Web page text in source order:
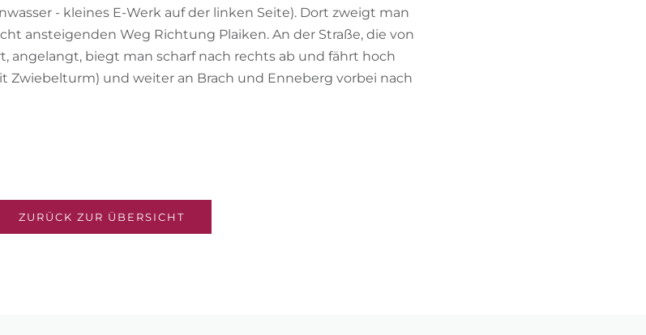
- kleines E-Werk auf der linken Seite). Dort zweigt man
ansteigenden Weg Richtung Plaiken. An der Straße, die von
angelangt, biegt man scharf nach rechts ab und fährt hoch
Zwiebelturm) und weiter an Brach und Enneberg vorbei nach
ZURÜCK ZUR ÜBERSICHT